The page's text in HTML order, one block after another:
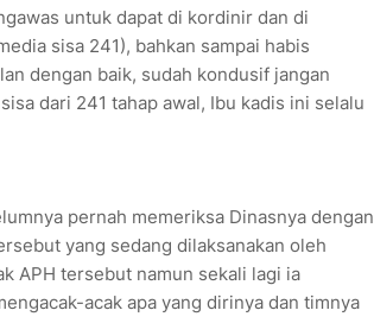
untuk dapat di kordinir dan di
sisa 241), bahkan sampai habis
dengan baik, sudah kondusif jangan
dari 241 tahap awal, Ibu kadis ini selalu
pernah memeriksa Dinasnya dengan
yang sedang dilaksanakan oleh
APH tersebut namun sekali lagi ia
acak apa yang dirinya dan timnya